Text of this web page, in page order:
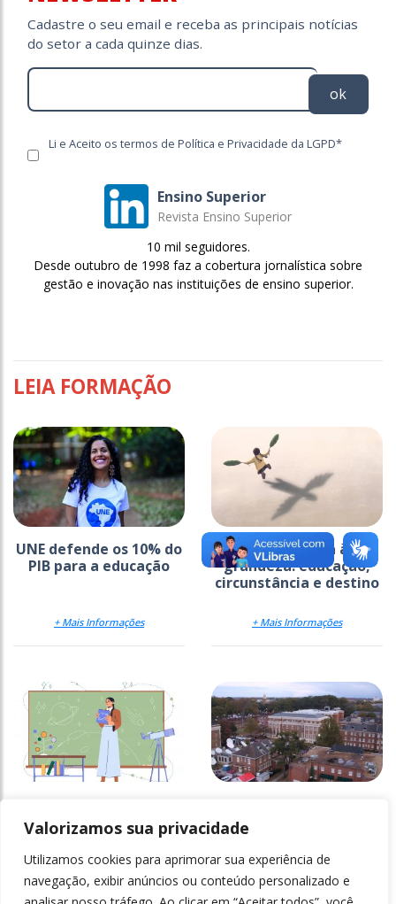
Valorizamos sua privacidade
Utilizamos cookies para aprimorar sua experiência de
navegação, exibir anúncios ou conteúdo personalizado e
Cadastre o seu email e receba as principais notícias
do setor a cada quinze dias.
ok
Li e Aceito os termos de Política e Privacidade da LGPD*
Ensino Superior
Revista Ensino Superior
10 mil seguidores.
Desde outubro de 1998 faz a cobertura jornalística sobre
gestão e inovação nas instituições de ensino superior.
LEIA FORMAÇÃO
UNE defende os 10% do
PIB para a educação
+ Mais Informações
Da modéstia à
grandeza: educação,
circunstância e destino
+ Mais Informações
empregabilidade nas
licenciaturas
+ Mais Informações
desmantelam
programas de equidade
+ Mais Informações